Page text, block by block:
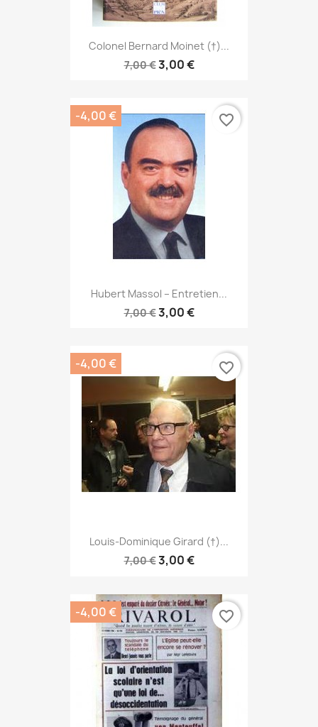
Colonel Bernard Moinet (†)...
7,00 €3,00 €
Hubert Massol – Entretien...
7,00 €3,00 €
-4,00 € favorite_border
Louis-Dominique Girard (†)...
7,00 €3,00 €
-4,00 € favorite_border
-4,00 € favorite_border